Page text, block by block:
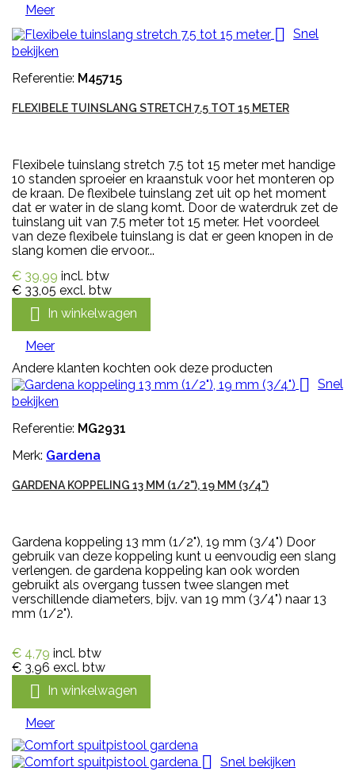
Meer
 Snel
bekijken
Referentie: M45715
FLEXIBELE TUINSLANG STRETCH 7.5 TOT 15 METER
Flexibele tuinslang stretch 7.5 tot 15 meter met handige
10 standen sproeier en kraanstuk voor het monteren op
de kraan. De flexibele tuinslang zet uit op het moment
dat er water in de slang komt. Door de waterdruk zet de
tuinslang uit van 7.5 meter tot 15 meter. Het voordeel
van deze flexibele tuinslang is dat er geen knopen in de
slang komen die ervoor...
€ 39,99 incl. btw
€ 33,05 excl. btw
 In winkelwagen
Meer
Andere klanten kochten ook deze producten
 Snel
bekijken
Referentie: MG2931
Merk: Gardena
GARDENA KOPPELING 13 MM (1/2"), 19 MM (3/4")
Gardena koppeling 13 mm (1/2"), 19 mm (3/4") Door
gebruik van deze koppeling kunt u eenvoudig een slang
verlengen. de gardena koppeling kan ook worden
gebruikt als overgang tussen twee slangen met
verschillende diameters, bijv. van 19 mm (3/4") naar 13
mm (1/2").
€ 4,79 incl. btw
€ 3,96 excl. btw
 In winkelwagen
Meer

Snel bekijken